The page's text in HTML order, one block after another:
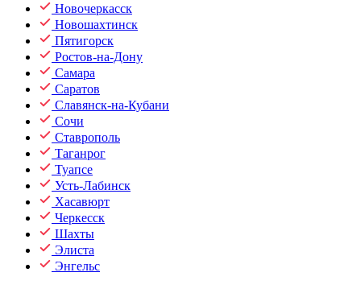
Новочеркасск
Новошахтинск
Пятигорск
Ростов-на-Дону
Самара
Саратов
Славянск-на-Кубани
Сочи
Ставрополь
Таганрог
Туапсе
Усть-Лабинск
Хасавюрт
Черкесск
Шахты
Элиста
Энгельс